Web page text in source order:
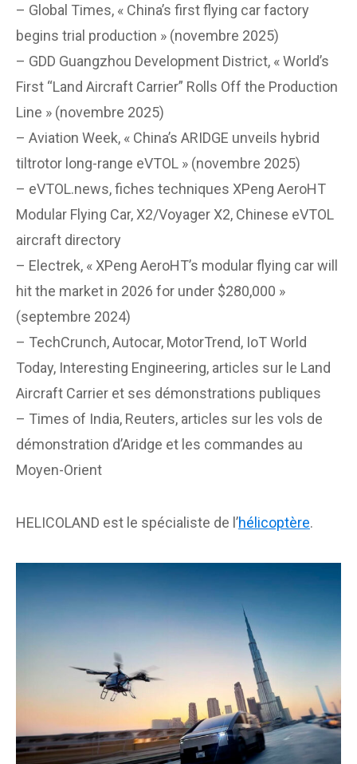
– Global Times, « China’s first flying car factory
begins trial production » (novembre 2025)
– GDD Guangzhou Development District, « World’s
First “Land Aircraft Carrier” Rolls Off the Production
Line » (novembre 2025)
– Aviation Week, « China’s ARIDGE unveils hybrid
tiltrotor long-range eVTOL » (novembre 2025)
– eVTOL.news, fiches techniques XPeng AeroHT
Modular Flying Car, X2/Voyager X2, Chinese eVTOL
aircraft directory
– Electrek, « XPeng AeroHT’s modular flying car will
hit the market in 2026 for under $280,000 »
(septembre 2024)
– TechCrunch, Autocar, MotorTrend, IoT World
Today, Interesting Engineering, articles sur le Land
Aircraft Carrier et ses démonstrations publiques
– Times of India, Reuters, articles sur les vols de
démonstration d’Aridge et les commandes au
Moyen-Orient
HELICOLAND est le spécialiste de l’hélicoptère.